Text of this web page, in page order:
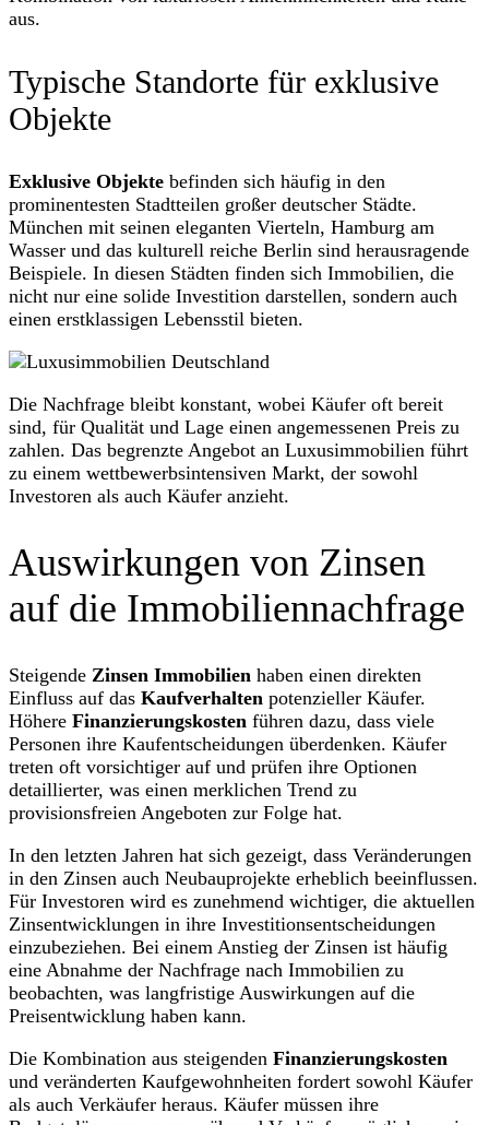
aus.
Typische Standorte für exklusive
Objekte
Exklusive Objekte befinden sich häufig in den
prominentesten Stadtteilen großer deutscher Städte.
München mit seinen eleganten Vierteln, Hamburg am
Wasser und das kulturell reiche Berlin sind herausragende
Beispiele. In diesen Städten finden sich Immobilien, die
nicht nur eine solide Investition darstellen, sondern auch
einen erstklassigen Lebensstil bieten.
Die Nachfrage bleibt konstant, wobei Käufer oft bereit
sind, für Qualität und Lage einen angemessenen Preis zu
zahlen. Das begrenzte Angebot an Luxusimmobilien führt
zu einem wettbewerbsintensiven Markt, der sowohl
Investoren als auch Käufer anzieht.
Auswirkungen von Zinsen
auf die Immobiliennachfrage
Steigende Zinsen Immobilien haben einen direkten
Einfluss auf das Kaufverhalten potenzieller Käufer.
Höhere Finanzierungskosten führen dazu, dass viele
Personen ihre Kaufentscheidungen überdenken. Käufer
treten oft vorsichtiger auf und prüfen ihre Optionen
detaillierter, was einen merklichen Trend zu
provisionsfreien Angeboten zur Folge hat.
In den letzten Jahren hat sich gezeigt, dass Veränderungen
in den Zinsen auch Neubauprojekte erheblich beeinflussen.
Für Investoren wird es zunehmend wichtiger, die aktuellen
Zinsentwicklungen in ihre Investitionsentscheidungen
einzubeziehen. Bei einem Anstieg der Zinsen ist häufig
eine Abnahme der Nachfrage nach Immobilien zu
beobachten, was langfristige Auswirkungen auf die
Preisentwicklung haben kann.
Die Kombination aus steigenden Finanzierungskosten
und veränderten Kaufgewohnheiten fordert sowohl Käufer
als auch Verkäufer heraus. Käufer müssen ihre